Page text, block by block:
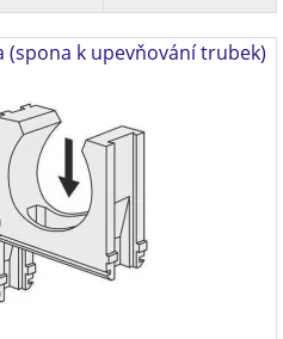
(spona k upevňování trubek)